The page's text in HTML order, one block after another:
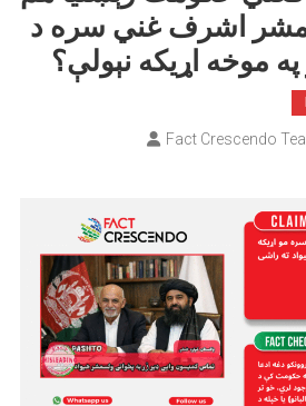
اشرف غني سره د
په موخه اړیکه نېولې؟
Fact Crescendo